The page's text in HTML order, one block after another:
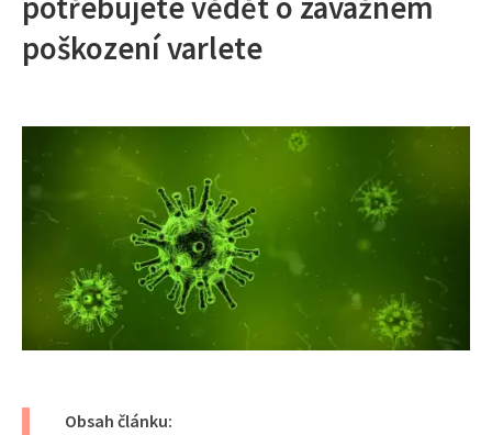
poškození varlete
Obsah článku: